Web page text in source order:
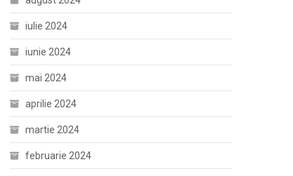
iulie 2024
iunie 2024
mai 2024
aprilie 2024
martie 2024
februarie 2024